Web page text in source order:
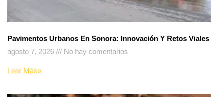
Pavimentos Urbanos En Sonora: Innovación Y Retos Viales
agosto 7, 2026
No hay comentarios
Leer Más»